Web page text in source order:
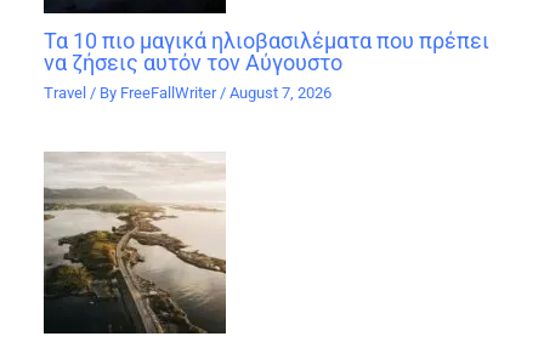
Τα 10 πιο μαγικά ηλιοβασιλέματα που πρέπει
να ζήσεις αυτόν τον Αύγουστο
Travel / By FreeFallWriter /August 7, 2026